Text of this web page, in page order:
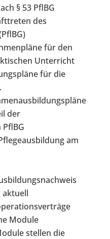
§ 53 PflBG
des
für den
Unterricht
für die
der
am
aktuell
Module
stellen die